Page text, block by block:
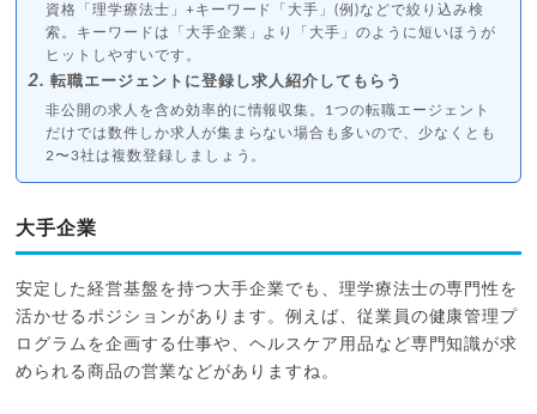
資格「理学療法士」+キーワード「大手」(例)などで絞り込み検
索。キーワードは「大手企業」より「大手」のように短いほうが
ヒットしやすいです。
転職エージェントに登録し求人紹介してもらう
非公開の求人を含め効率的に情報収集。1つの転職エージェント
だけでは数件しか求人が集まらない場合も多いので、少なくとも
2〜3社は複数登録しましょう。
大手企業
安定した経営基盤を持つ大手企業でも、理学療法士の専門性を
活かせるポジションがあります。例えば、従業員の健康管理プ
ログラムを企画する仕事や、ヘルスケア用品など専門知識が求
められる商品の営業などがありますね。